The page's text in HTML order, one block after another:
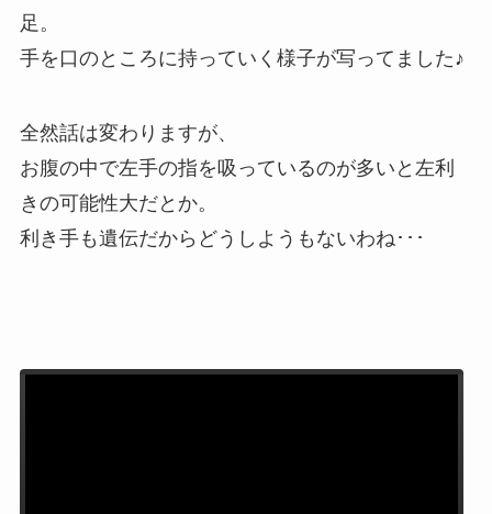
足。
手を口のところに持っていく様子が写ってました♪
全然話は変わりますが、
お腹の中で左手の指を吸っているのが多いと左利
きの可能性大だとか。
利き手も遺伝だからどうしようもないわね･･･